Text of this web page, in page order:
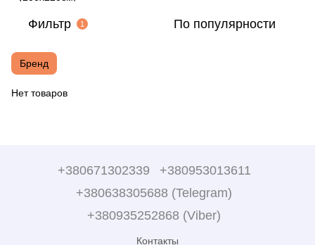
Фильтр 1 По популярности
Бренд
Нет товаров
+380671302339
+380953013611
+380638305688 (Telegram)
+380935252868 (Viber)
Контакты